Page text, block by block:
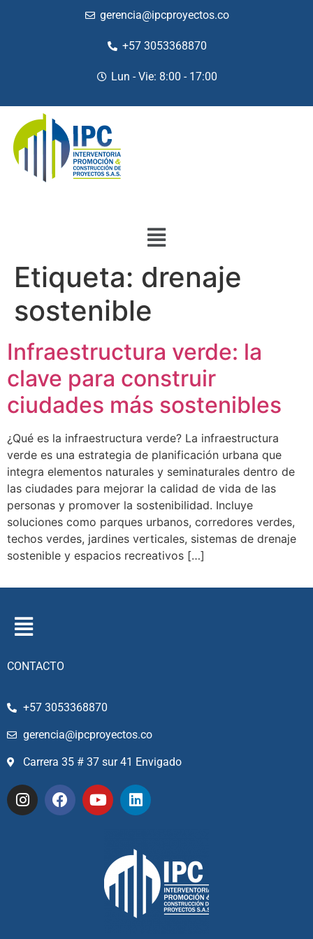
gerencia@ipcproyectos.co
+57 3053368870
Lun - Vie: 8:00 - 17:00
Etiqueta: drenaje
sostenible
Infraestructura verde: la
clave para construir
ciudades más sostenibles
¿Qué es la infraestructura verde? La infraestructura
verde es una estrategia de planificación urbana que
integra elementos naturales y seminaturales dentro de
las ciudades para mejorar la calidad de vida de las
personas y promover la sostenibilidad. Incluye
soluciones como parques urbanos, corredores verdes,
techos verdes, jardines verticales, sistemas de drenaje
sostenible y espacios recreativos […]
CONTACTO
+57 3053368870
gerencia@ipcproyectos.co
Carrera 35 # 37 sur 41 Envigado